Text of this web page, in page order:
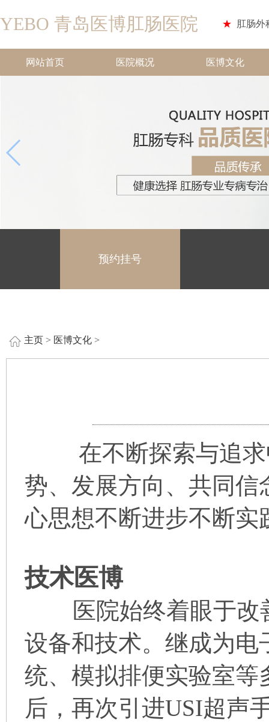
YEBO 青岛医博肛肠医院 ★ 肛肠外
网站首页 医院概况 医博文化
预约挂号
主页 > 医博文化 >
在不断探索与追求
势、发展方向、共同
心思想不断进步不断
技术医博
医院始终着眼于改
设备和技术。继成为
统、模拟排便实验室
后，再次引进USI超声